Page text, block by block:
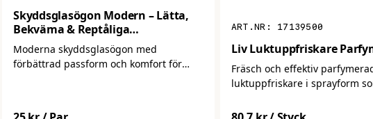
Skyddsglasögon Modern – Lätta,
Bekväma & Reptåliga
Arbetsglasögon
Moderna skyddsglasögon med
förbättrad passform och komfort för
17139500
Liv Luktuppfriskare
Fräsch och effektiv
luktuppfriskare i sprayform
efterlämnar en långvarig,